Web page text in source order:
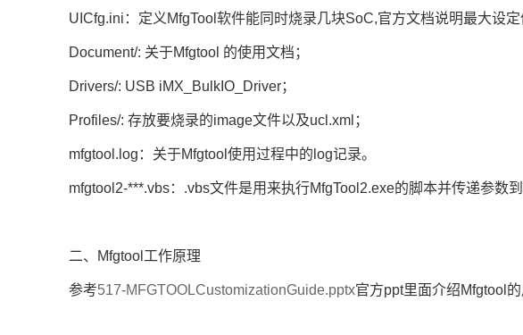
UICfg.ini：定义MfgTool软件能同时烧录几块SoC,官方文档说明最大设定
Document/: 关于Mfgtool 的使用文档；
Drivers/: USB iMX_BulkIO_Driver；
Profiles/: 存放要烧录的image文件以及ucl.xml；
mfgtool.log：关于Mfgtool使用过程中的log记录。
mfgtool2-***.vbs：.vbs文件是用来执行MfgTool2.exe的脚本并传递参数
二、Mfgtool工作原理
参考517-MFGTOOLCustomizationGuide.pptx官方ppt里面介绍Mfgtool的